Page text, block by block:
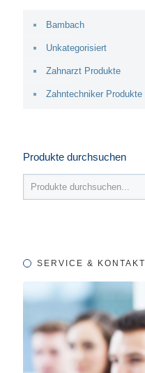
Bambach
Unkategorisiert
Zahnarzt Produkte
Zahntechniker Produkte
Produkte durchsuchen
SERVICE & KONTAKT